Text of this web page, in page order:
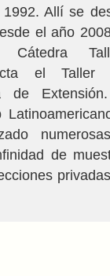
Allí se
el año
el Taller
de
de